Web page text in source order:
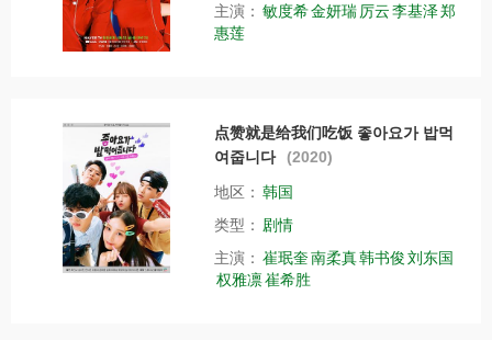
主演： 敏度希金妍瑞 厉云李基泽郑
惠莲
点赞就是给我们吃饭 좋아요가 밥먹
여줍니다
(2020)
地区： 韩国
类型： 剧情
主演： 崔珉奎南柔真韩书俊刘东国
权雅凛崔希胜